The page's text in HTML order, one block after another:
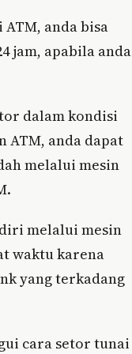
anda bisa
jam, apabila anda
dalam kondisi
ATM, anda dapat
melalui mesin
melalui mesin
waktu karena
yang terkadang
cara setor tunai